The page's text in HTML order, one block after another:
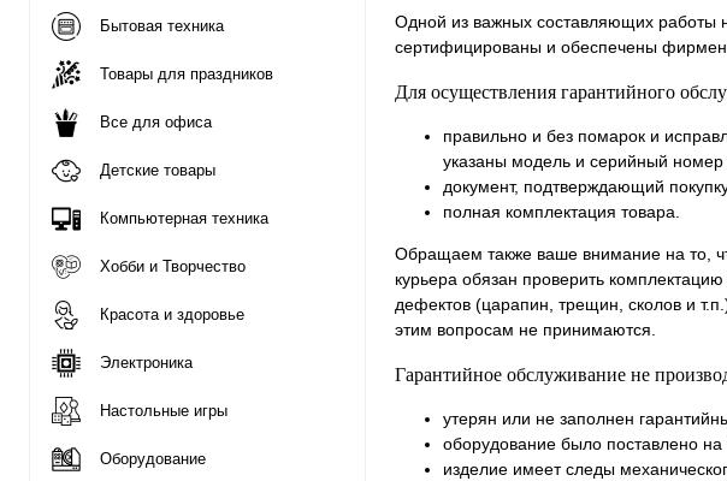
Бытовая техника
Товары для праздников
Все для офиса
Детские товары
Компьютерная техника
Хобби и Творчество
Красота и здоровье
Электроника
Настольные игры
Оборудование
Одной из важных составляющих работы
сертифицированы и обеспечены
Для осуществления гарантийного
правильно и без помарок и
указаны модель и серийный номер
документ, подтверждающий
полная комплектация товара.
Обращаем также ваше внимание на то,
курьера обязан проверить
дефектов (царапин, трещин, сколов и
этим вопросам не принимаются.
Гарантийное обслуживание не
утерян или не заполнен
оборудование было поставлено
изделие имеет следы